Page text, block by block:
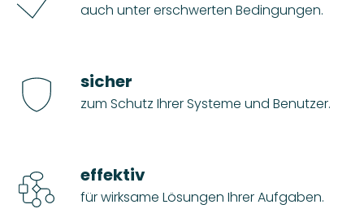
auch unter erschwerten Bedingungen.
sicher
zum Schutz Ihrer Systeme und Benutzer.
effektiv
für wirksame Lösungen Ihrer Aufgaben.